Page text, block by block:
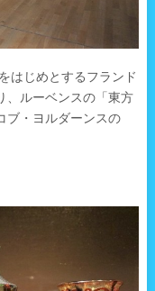
はじめとするフランド
、ルーベンスの「東方
ブ・ヨルダーンスの